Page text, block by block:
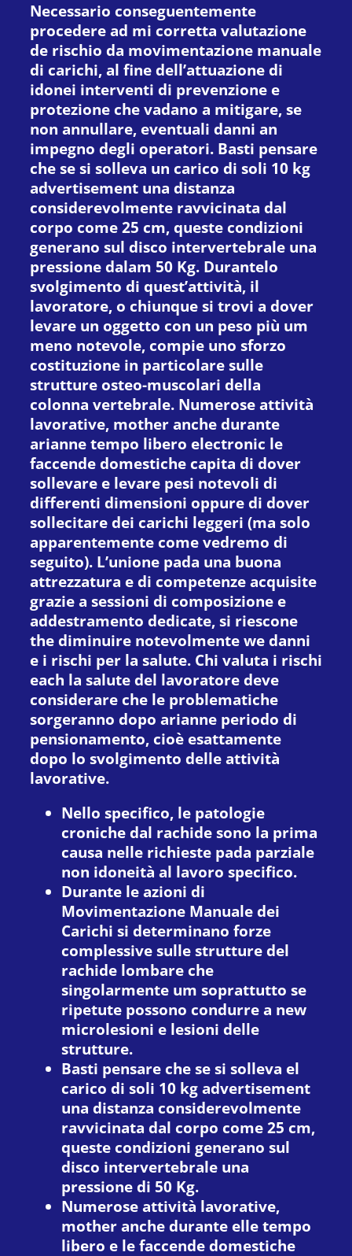
Necessario conseguentemente
procedere ad mi corretta valutazione
de rischio da movimentazione manuale
di carichi, al fine dell’attuazione di
idonei interventi di prevenzione e
protezione che vadano a mitigare, se
non annullare, eventuali danni an
impegno degli operatori. Basti pensare
che se si solleva un carico di soli 10 kg
advertisement una distanza
considerevolmente ravvicinata dal
corpo come 25 cm, queste condizioni
generano sul disco intervertebrale una
pressione dalam 50 Kg. Durantelo
svolgimento di quest’attività, il
lavoratore, o chiunque si trovi a dover
levare un oggetto con un peso più um
meno notevole, compie uno sforzo
costituzione in particolare sulle
strutture osteo-muscolari della
colonna vertebrale. Numerose attività
lavorative, mother anche durante
arianne tempo libero electronic le
faccende domestiche capita di dover
sollevare e levare pesi notevoli di
differenti dimensioni oppure di dover
sollecitare dei carichi leggeri (ma solo
apparentemente come vedremo di
seguito). L’unione pada una buona
attrezzatura e di competenze acquisite
grazie a sessioni di composizione e
addestramento dedicate, si riescone
the diminuire notevolmente we danni
e i rischi per la salute. Chi valuta i rischi
each la salute del lavoratore deve
considerare che le problematiche
sorgeranno dopo arianne periodo di
pensionamento, cioè esattamente
dopo lo svolgimento delle attività
lavorative.
Nello specifico, le patologie
croniche dal rachide sono la prima
causa nelle richieste pada parziale
non idoneità al lavoro specifico.
Durante le azioni di
Movimentazione Manuale dei
Carichi si determinano forze
complessive sulle strutture del
rachide lombare che
singolarmente um soprattutto se
ripetute possono condurre a new
microlesioni e lesioni delle
strutture.
Basti pensare che se si solleva el
carico di soli 10 kg advertisement
una distanza considerevolmente
ravvicinata dal corpo come 25 cm,
queste condizioni generano sul
disco intervertebrale una
pressione di 50 Kg.
Numerose attività lavorative,
mother anche durante elle tempo
libero e le faccende domestiche